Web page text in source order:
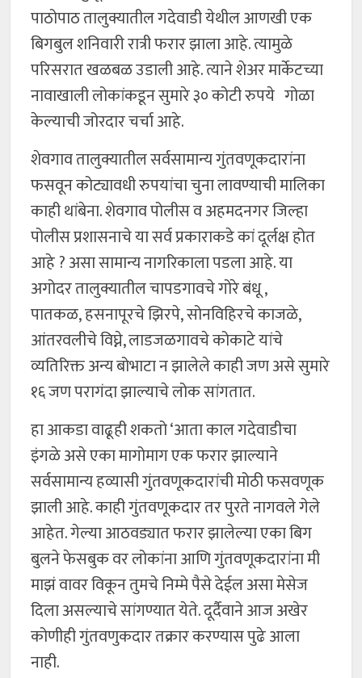
पाठोपाठ तालुक्यातील गदेवाडी येथील आणखी एक
बिगबुल शनिवारी रात्री फरार झाला आहे. त्यामुळे
परिसरात खळबळ उडाली आहे. त्याने शेअर मार्केटच्या
नावाखाली लोकांकडून सुमारे ३० कोटी रुपये गोळा
केल्याची जोरदार चर्चा आहे.
शेवगाव तालुक्यातील सर्वसामान्य गुंतवणूकदारांना
फसवून कोट्यावधी रुपयांचा चुना लावण्याची मालिका
काही थांबेना. शेवगाव पोलीस व अहमदनगर जिल्हा
पोलीस प्रशासनाचे या सर्व प्रकाराकडे कां दूर्लक्ष होत
आहे ? असा सामान्य नागरिकाला पडला आहे. या
अगोदर तालुक्यातील चापडगावचे गोरे बंधू ,
पातकळ, हसनापूरचे झिरपे, सोनविहिरचे काजळे,
आंतरवलीचे विघ्ने, लाडजळगावचे कोकाटे यांचे
व्यतिरिक्त अन्य बोभाटा न झालेले काही जण असे सुमारे
१६ जण परागंदा झाल्याचे लोक सांगतात.
हा आकडा वाढूही शकतो ‘आता काल गदेवाडीचा
इंगळे असे एका मागोमाग एक फरार झाल्याने
सर्वसामान्य हव्यासी गुंतवणूकदारांची मोठी फसवणूक
झाली आहे. काही गुंतवणूकदार तर पुरते नागवले गेले
आहेत. गेल्या आठवड्यात फरार झालेल्या एका बिग
बुलने फेसबुक वर लोकांना आणि गुंतवणूकदारांना मी
माझं वावर विकून तुमचे निम्मे पैसे देईल असा मेसेज
दिला असल्याचे सांगण्यात येते. दूर्दैवाने आज अखेर
कोणीही गुंतवणुकदार तक्रार करण्यास पुढे आला
नाही.